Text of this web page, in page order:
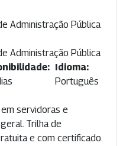
Administração Pública
Administração Pública
Idioma:
Português
servidoras e
Trilha de
e com certificado.